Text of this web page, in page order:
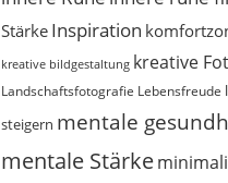
Stärke Inspiration
kreative bildgestaltung kreative
Landschaftsfotografie Lebensfreude
steigern mentale
mentale Stärke